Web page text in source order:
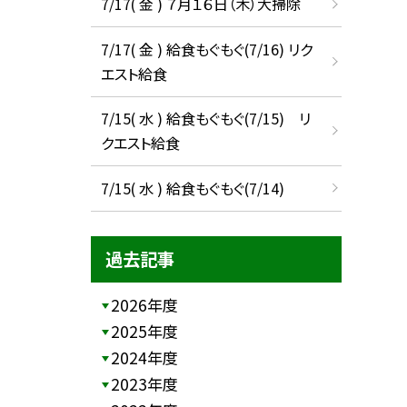
7/17( 金 ) 給食もぐもぐ(7/16) リク
エスト給食
7/15( 水 ) 給食もぐもぐ(7/15) リ
クエスト給食
7/15( 水 ) 給食もぐもぐ(7/14)
過去記事
2026年度
2025年度
2024年度
2023年度